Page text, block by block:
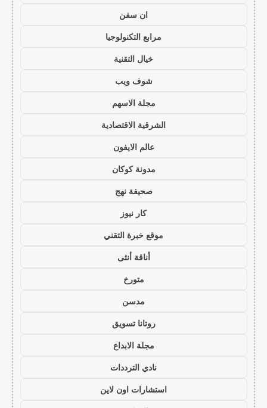
ان سفن
مرابع التكنولوجيا
خيال التقنية
شوف ويب
مجلة الاسهم
الشرقية الاقتصادية
عالم الايفون
مدونة كوكان
صحيفة نهج
كار نيوز
موقع خبرة التقني
أناقة أنثى
متورخ
مدسن
روتانا تسويق
مجلة الابداع
نادي الترددات
استشارات اون لاين